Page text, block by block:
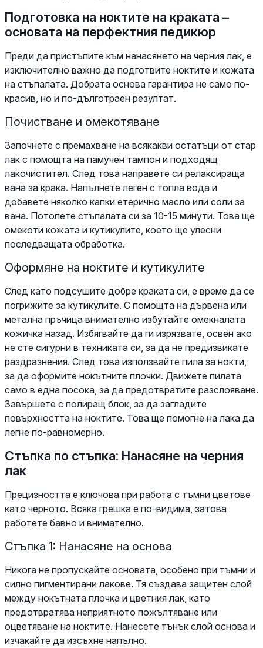
Подготовка на ноктите на краката –
основата на перфектния педикюр
Преди да пристъпите към нанасянето на черния лак, е
изключително важно да подготвите ноктите и кожата
на стъпалата. Добрата основа гарантира не само по-
красив, но и по-дълготраен резултат.
Почистване и омекотяване
Започнете с премахване на всякакви остатъци от стар
лак с помощта на памучен тампон и подходящ
лакочистител. След това направете си релаксираща
вана за крака. Напълнете леген с топла вода и
добавете няколко капки етерично масло или соли за
вана. Потопете стъпалата си за 10-15 минути. Това ще
омекоти кожата и кутикулите, което ще улесни
последващата обработка.
Оформяне на ноктите и кутикулите
След като подсушите добре краката си, е време да се
погрижите за кутикулите. С помощта на дървена или
метална пръчица внимателно избутайте омекналата
кожичка назад. Избягвайте да ги изрязвате, освен ако
не сте сигурни в техниката си, за да не предизвикате
раздразнения. След това използвайте пила за нокти,
за да оформите нокътните плочки. Движете пилата
само в една посока, за да предотвратите разслояване.
Завършете с полиращ блок, за да загладите
повърхността на ноктите. Това ще помогне на лака да
легне по-равномерно.
Стъпка по стъпка: Нанасяне на черния
лак
Прецизността е ключова при работа с тъмни цветове
като черното. Всяка грешка е по-видима, затова
работете бавно и внимателно.
Стъпка 1: Нанасяне на основа
Никога не пропускайте основата, особено при тъмни и
силно пигментирани лакове. Тя създава защитен слой
между нокътната плочка и цветния лак, като
предотвратява неприятното пожълтяване или
оцветяване на ноктите. Нанесете тънък слой основа и
изчакайте да изсъхне напълно.